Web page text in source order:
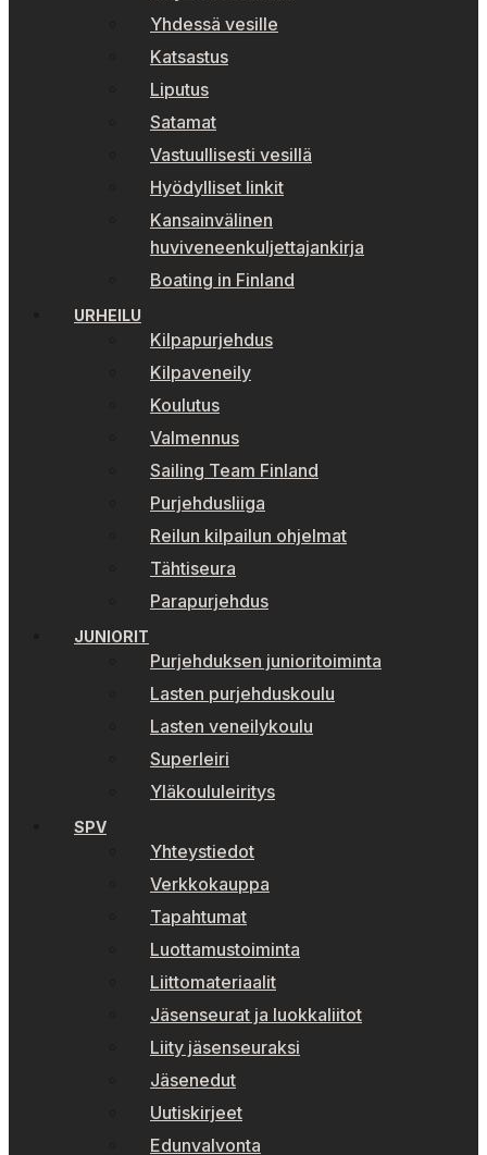
Yhdessä vesille
Katsastus
Liputus
Satamat
Vastuullisesti vesillä
Hyödylliset linkit
Kansainvälinen
huviveneenkuljettajankirja
Boating in Finland
URHEILU
Kilpapurjehdus
Kilpaveneily
Koulutus
Valmennus
Sailing Team Finland
Purjehdusliiga
Reilun kilpailun ohjelmat
Tähtiseura
Parapurjehdus
JUNIORIT
Purjehduksen junioritoiminta
Lasten purjehduskoulu
Lasten veneilykoulu
Superleiri
Yläkoululeiritys
SPV
Yhteystiedot
Verkkokauppa
Tapahtumat
Luottamustoiminta
Liittomateriaalit
Jäsenseurat ja luokkaliitot
Liity jäsenseuraksi
Jäsenedut
Uutiskirjeet
Edunvalvonta